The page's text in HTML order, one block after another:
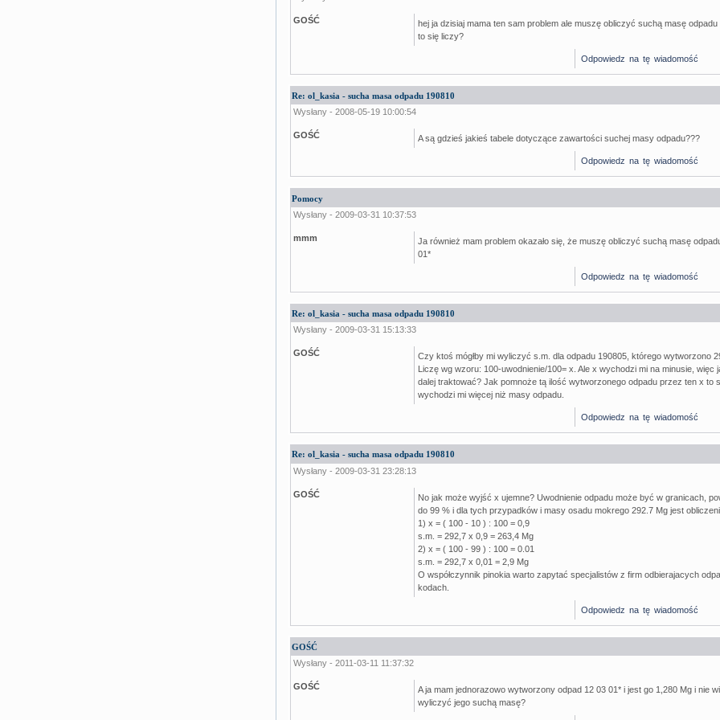
GOŚĆ
hej ja dzisiaj mama ten sam problem ale muszę obliczyć suchą masę odpadu
to się liczy?
Odpowiedz na tę wiadomość
Re: ol_kasia - sucha masa odpadu 190810
Wysłany - 2008-05-19 10:00:54
GOŚĆ A są gdzieś jakieś tabele dotyczące zawartości suchej masy odpadu???
Odpowiedz na tę wiadomość
Pomocy
Wysłany - 2009-03-31 10:37:53
mmm
Ja również mam problem okazało się, że muszę obliczyć suchą masę
01*
Odpowiedz na tę wiadomość
Re: ol_kasia - sucha masa odpadu 190810
Wysłany - 2009-03-31 15:13:33
GOŚĆ
Czy ktoś mógłby mi wyliczyć s.m. dla odpadu 190805, którego wytworzono
Liczę wg wzoru: 100-uwodnienie/100= x. Ale x wychodzi mi na minusie, więc
dalej traktować? Jak pomnoże tą ilość wytworzonego odpadu przez ten x to
wychodzi mi więcej niż masy odpadu.
Odpowiedz na tę wiadomość
Re: ol_kasia - sucha masa odpadu 190810
Wysłany - 2009-03-31 23:28:13
GOŚĆ
No jak może wyjść x ujemne? Uwodnienie odpadu może być w granicach,
do 99 % i dla tych przypadków i masy osadu mokrego 292.7 Mg jest
1) x = ( 100 - 10 ) : 100 = 0,9
s.m. = 292,7 x 0,9 = 263,4 Mg
2) x = ( 100 - 99 ) : 100 = 0.01
s.m. = 292,7 x 0,01 = 2,9 Mg
O współczynnik pinokia warto zapytać specjalistów z firm odbierajacych
kodach.
Odpowiedz na tę wiadomość
GOŚĆ
Wysłany - 2011-03-11 11:37:32
GOŚĆ
A ja mam jednorazowo wytworzony odpad 12 03 01* i jest go 1,280 Mg i nie
wyliczyć jego suchą masę?